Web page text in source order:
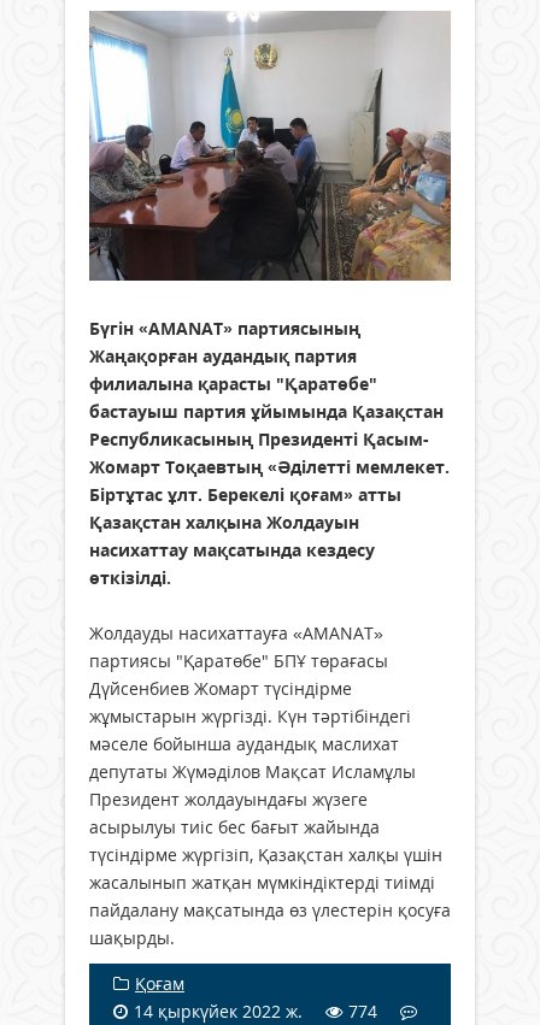
Бүгін «AMANAT» партиясының
Жаңақорған аудандық партия
филиалына қарасты "Қаратөбе"
бастауыш партия ұйымында Қазақстан
Республикасының Президенті Қасым-
Жомарт Тоқаевтың «Әділетті мемлекет.
Біртұтас ұлт. Берекелі қоғам» атты
Қазақстан халқына Жолдауын
насихаттау мақсатында кездесу
өткізілді.
Жолдауды насихаттауға «AMANAT»
партиясы "Қаратөбе" БПҰ төрағасы
Дүйсенбиев Жомарт түсіндірме
жұмыстарын жүргізді. Күн тәртібіндегі
мәселе бойынша аудандық маслихат
депутаты Жүмәділов Мақсат Исламұлы
Президент жолдауындағы жүзеге
асырылуы тиіс бес бағыт жайында
түсіндірме жүргізіп, Қазақстан халқы үшін
жасалынып жатқан мүмкіндіктерді тиімді
пайдалану мақсатында өз үлестерін қосуға
шақырды.
Қоғам
14 қыркүйек 2022 ж.
774